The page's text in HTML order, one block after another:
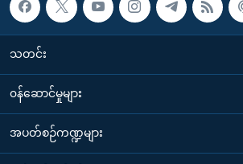
သတင်း
၀န်ဆောင်မှုများ
အပတ်စဉ်ကဏ္ဍများ